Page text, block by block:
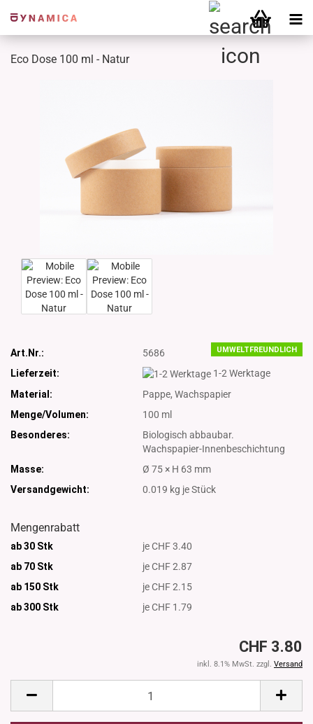
Eco Dose 100 ml - Natur
UMWELTFREUNDLICH
Art.Nr.:
5686
Lieferzeit:
1-2 Werktage
Material:
Pappe, Wachspapier
Menge/Volumen:
100 ml
Besonderes:
Biologisch abbaubar.
Wachspapier-Innenbeschichtung
Masse:
Ø 75 × H 63 mm
Versandgewicht:
0.019 kg je Stück
Mengenrabatt
ab 30 Stk
je CHF 3.40
ab 70 Stk
je CHF 2.87
ab 150 Stk
je CHF 2.15
ab 300 Stk je CHF 1.79
CHF 3.80
inkl. 8.1% MwSt. zzgl. Versand